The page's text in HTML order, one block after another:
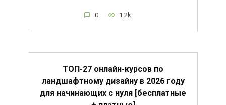
0 1.2k.
ТОП-27 онлайн-курсов по
ландшафтному дизайну в 2026 году
для начинающих с нуля [бесплатные